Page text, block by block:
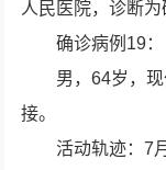
人民医院，诊断为
确诊病例19：
男，64岁，
接。
活动轨迹：7